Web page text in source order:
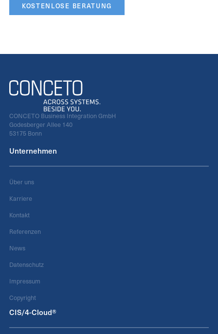
KOSTENLOSE BERATUNG
CONCETO Business Integration GmbH
Godesberger Allee 140
53175 Bonn
Unternehmen
Über uns
Karriere
Kontakt
Referenzen
News
Datenschutz
Impressum
Copyright
CIS/4-Cloud®